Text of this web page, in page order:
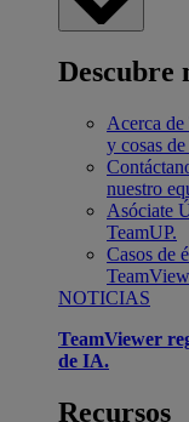
Descubre
Acerca
y cosas
nuestro
Asóciate
TeamUP.
Casos de
NOTICIAS
TeamViewer
de IA.
Recursos